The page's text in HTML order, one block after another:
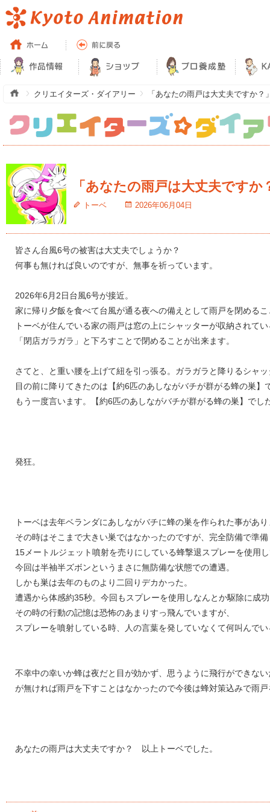
クリエイターズ・ダイアリー 「あなたの雨戸は大丈夫ですか？
「あなたの雨戸は大丈夫ですか
トーベ 2026年06月04日
皆さん台風6号の被害は大丈夫でしょうか？
何事も無ければ良いのですが、無事を祈っています。
2026年6月2日台風6号が接近。
家に帰り夕飯を食べて台風が通る夜への備えとして雨戸を閉める
トーベが住んでいる家の雨戸は窓の上にシャッターが収納されて
「閉店ガラガラ」と下ろすことで閉めることが出来ます。
さてと、と重い腰を上げて紐を引っ張る。ガラガラと降りるシャ
目の前に降りてきたのは【約6匹のあしながバチが群がる蜂の巣】
もう一度言います。【約6匹のあしながバチが群がる蜂の巣】でし
発狂。
トーベは去年ベランダにあしながバチに蜂の巣を作られた事があ
その時はそこまで大きい巣ではなかったのですが、完全防備で準備
15メートルジェット噴射を売りにしている蜂撃退スプレーを使用
今回は半袖半ズボンというまさに無防備な状態での遭遇。
しかも巣は去年のものより二回りデカかった。
遭遇から体感約35秒。今回もスプレーを使用しなんとか駆除に成
その時の行動の記憶は恐怖のあまりすっ飛んでいますが、
スプレーを噴射している時、人の言葉を発していなくて何叫んで
不幸中の幸いか蜂は夜だと目が効かず、思うように飛行ができな
が無ければ雨戸を下すことはなかったので今後は蜂対策込みで雨
あなたの雨戸は大丈夫ですか？ 以上トーベでした。